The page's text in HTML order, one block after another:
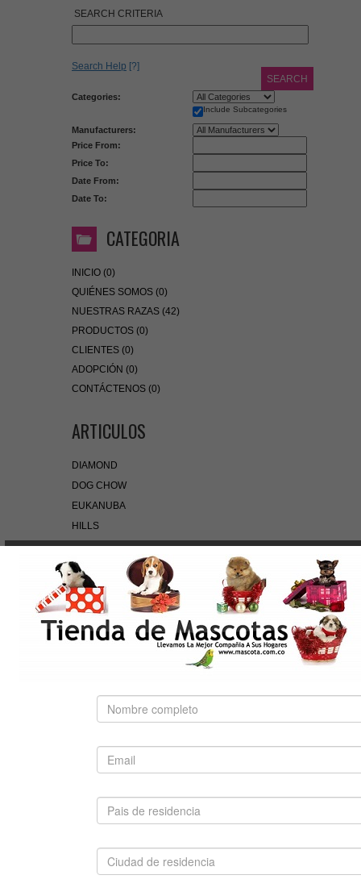
SEARCH CRITERIA
Search Help [?]
SEARCH
Categories:
Include Subcategories
Manufacturers:
Price From:
Price To:
Date From:
Date To:
CATEGORIA
INICIO (0)
QUIÉNES SOMOS (0)
NUESTRAS RAZAS (42)
PRODUCTOS (0)
CLIENTES (0)
ADOPCIÓN (0)
CONTÁCTENOS (0)
ARTICULOS
DIAMOND
DOG CHOW
EUKANUBA
HILLS
NUTRA NUGGETS
OF THE WILD
PEDIGREE
PRO PLAN
ROYAL CANIN
BÚSQUEDA RÁPIDA
Use palabras clave para encontrar el producto que
Búsqueda Avanzada